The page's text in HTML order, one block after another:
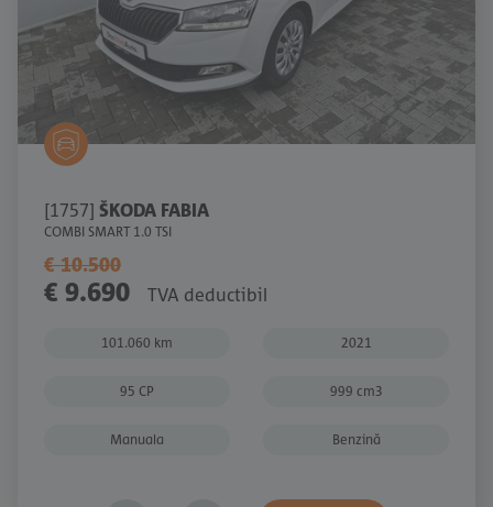
[1757] ŠKODA FABIA
COMBI SMART 1.0 TSI
€ 10.500
€ 9.690 TVA deductibil
101.060 km 2021
95 CP 999 cm3
Manuala Benzină